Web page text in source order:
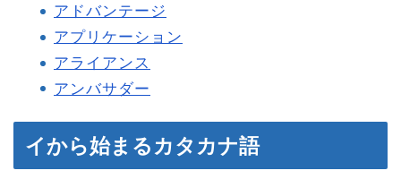
アドバンテージ
アプリケーション
アライアンス
アンバサダー
イから始まるカタカナ語